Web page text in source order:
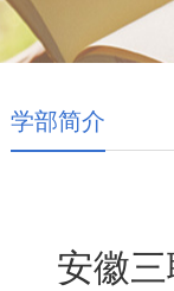
学部简介
安徽